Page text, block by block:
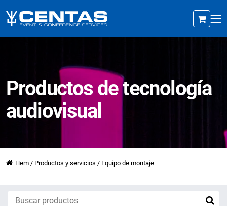
Productos de tecnología
audiovisual
Hem / Productos y servicios / Equipo de montaje